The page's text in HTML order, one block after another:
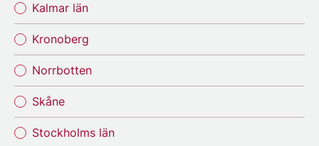
Kalmar län
Kronoberg
Norrbotten
Skåne
Stockholms län